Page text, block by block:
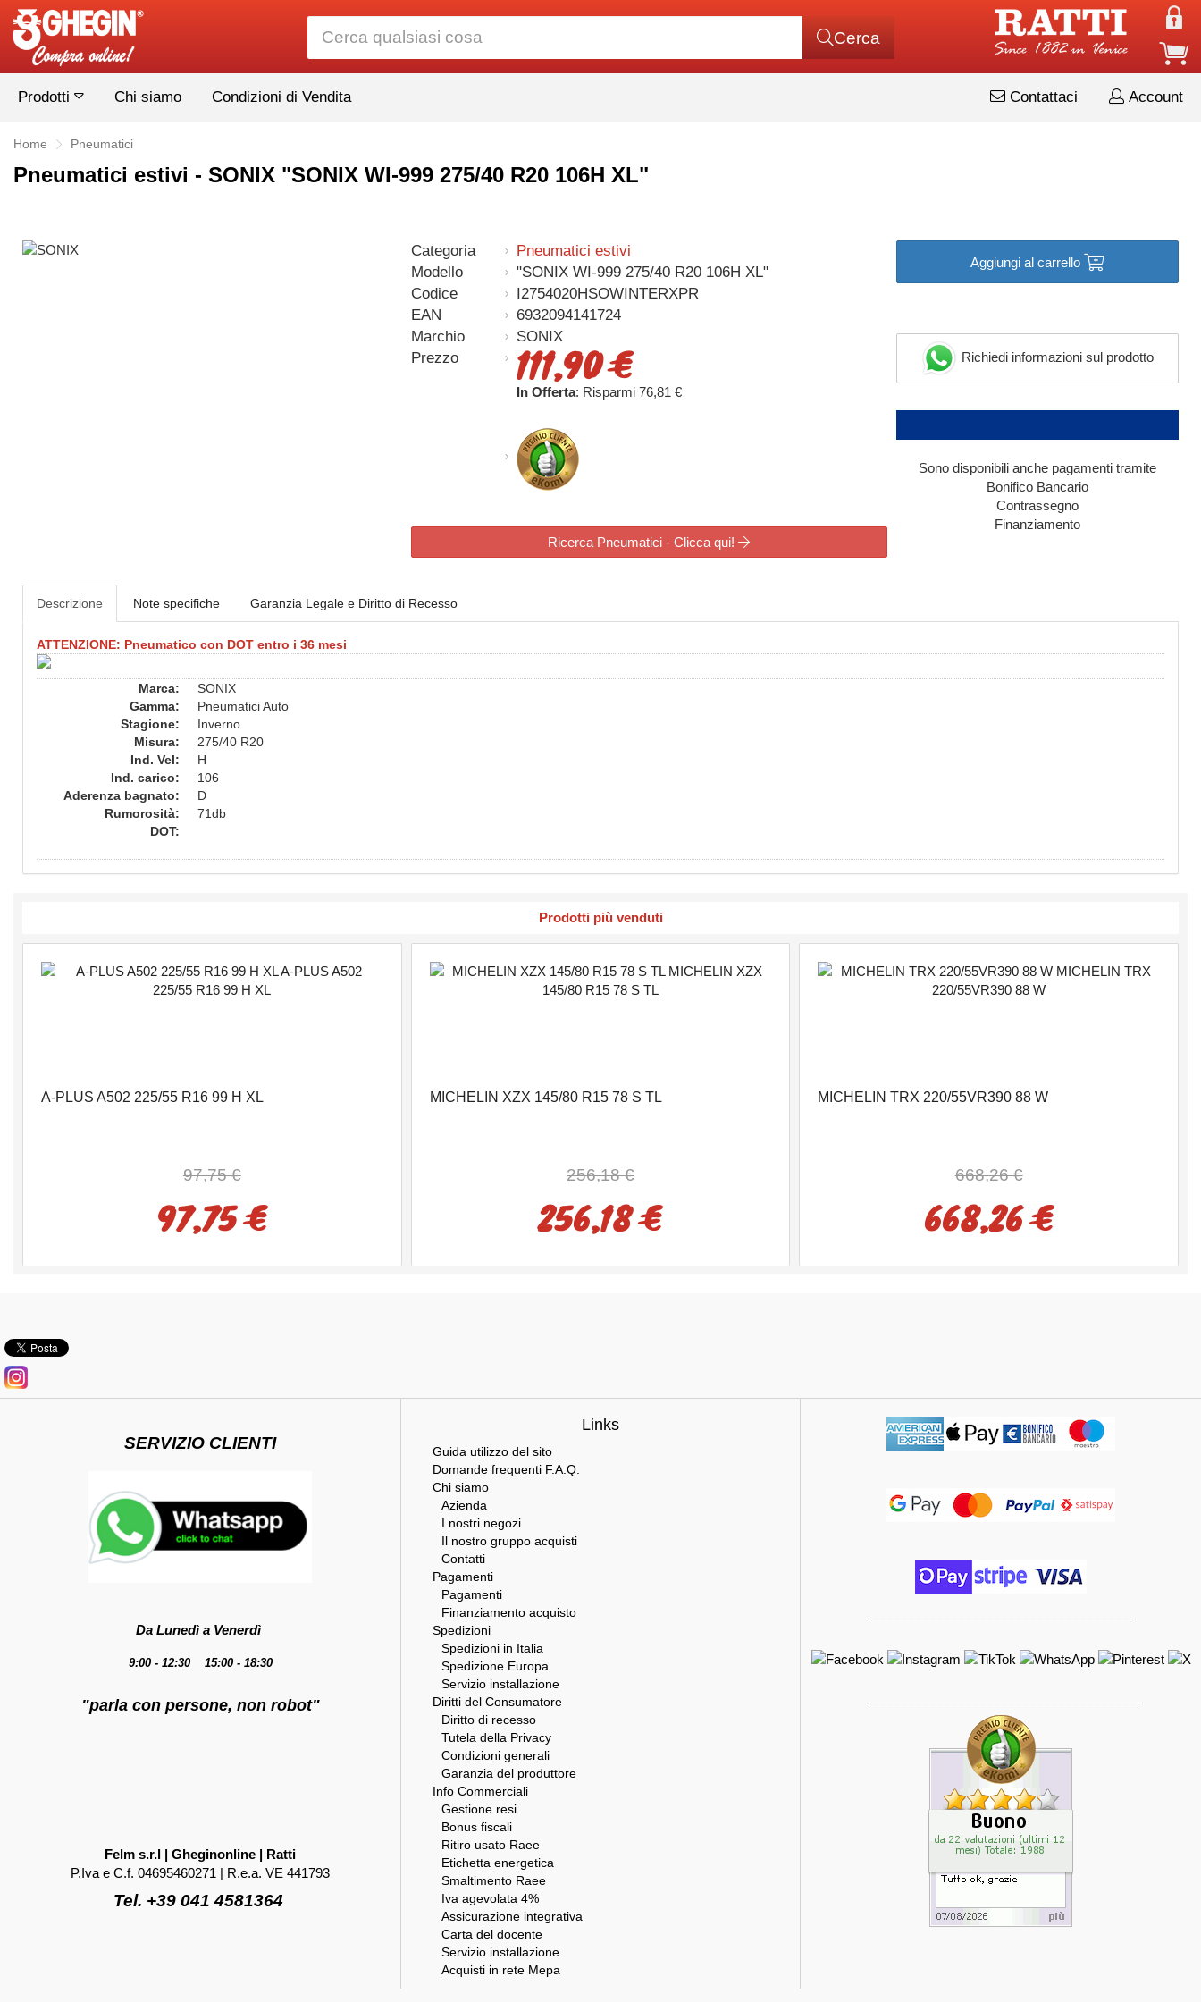
Cerca
Prodotti Chi siamo Condizioni di Vendita Account
Contattaci
Home Pneumatici
Pneumatici estivi - SONIX "SONIX WI-999 275/40 R20 106H XL"
Categoria
Pneumatici estivi
Modello
"SONIX WI-999 275/40 R20 106H XL"
Codice
I2754020HSOWINTERXPR
EAN
6932094141724
Marchio
SONIX
Prezzo
111,90 €
In Offerta: Risparmi 76,81 €
Ricerca Pneumatici - Clicca qui!
Aggiungi al carrello
Richiedi informazioni sul prodotto
Sono disponibili anche pagamenti tramite
Bonifico Bancario
Contrassegno
Finanziamento
Descrizione Note specifiche Garanzia Legale e Diritto di Recesso
ATTENZIONE: Pneumatico con DOT entro i 36 mesi
Marca:
SONIX
Gamma:
Pneumatici Auto
Stagione:
Inverno
Misura:
275/40 R20
Ind. Vel:
H
Ind. carico:
106
Aderenza bagnato:
D
Rumorosità:
71db
DOT:
Prodotti più venduti
A-PLUS A502 225/55 R16 99 H XL
97,75 €
97,75 €
MICHELIN XZX 145/80 R15 78 S TL
256,18 €
256,18 €
MICHELIN TRX 220/55VR390 88 W
668,26 €
668,26 €
SERVIZIO CLIENTI
Da Lunedì a Venerdì
9:00 - 12:30 15:00 - 18:30
"parla con persone, non robot"
Felm s.r.l | Gheginonline | Ratti
P.Iva e C.f. 04695460271 | R.e.a. VE 441793
Tel. +39 041 4581364
Links
Guida utilizzo del sito
Domande frequenti F.A.Q.
Chi siamo
Azienda
I nostri negozi
Il nostro gruppo acquisti
Contatti
Pagamenti
Pagamenti
Finanziamento acquisto
Spedizioni
Spedizioni in Italia
Spedizione Europa
Servizio installazione
Diritti del Consumatore
Diritto di recesso
Tutela della Privacy
Condizioni generali
Garanzia del produttore
Info Commerciali
Gestione resi
Bonus fiscali
Ritiro usato Raee
Etichetta energetica
Smaltimento Raee
Iva agevolata 4%
Assicurazione integrativa
Carta del docente
Servizio installazione
Acquisti in rete Mepa